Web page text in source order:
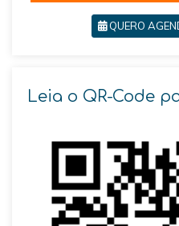
QUERO
Leia o QR-Code